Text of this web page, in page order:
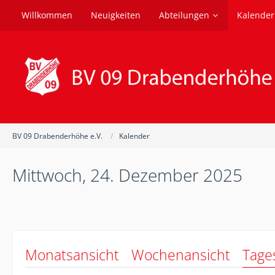
Willkommen Neuigkeiten Abteilungen Kalender
BV 09 Drabenderhöhe e.V. Kalender
Mittwoch, 24. Dezember 2025
Monatsansicht Wochenansicht